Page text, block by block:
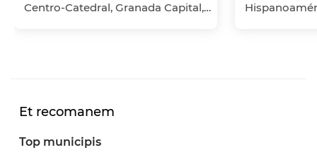
Centro-Catedral, Granada Capital, Granada
Et recomanem
Top municipis